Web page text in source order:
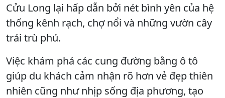
Cửu Long lại hấp dẫn bởi nét bình yên của hệ
thống kênh rạch, chợ nổi và những vườn cây
trái trù phú.
Việc khám phá các cung đường bằng ô tô
giúp du khách cảm nhận rõ hơn vẻ đẹp thiên
nhiên cũng như nhịp sống địa phương, tạo